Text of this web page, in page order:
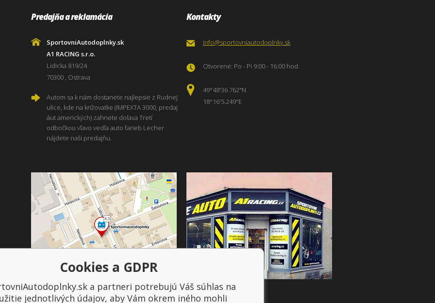
Predajňa a reklamácia
SportovniAutodoplnky.sk
A1 RACING s.r.o.
Lidicka 819/24
70300 , Ostrava
Autom sa k nám dostanete najlepsie z Rudnej
ulice, kde na križovatke (IMPEXTA 3000, predaj
áut amerických) zahnete doľava Tretí
odbočkou vľavo vedľa auto farieb Lecher
nájdete naši predajňu.
Kontakty
info@sportovniautodoplnky.sk
Otvorené: Po - Pi 9:00 - 16:00 hod.
49°48'36.762"N
18°16'5.249"E
Platba a doprava
Cookies a GDPR
a partneri potrebujú Váš súhlas na
jednotlivých údajov, aby Vám okrem iného mohli